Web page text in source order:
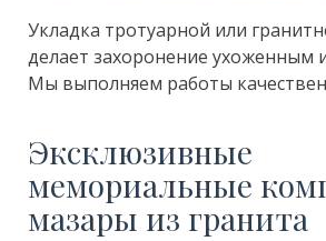
Укладка тротуарной или
делает захоронение ухоженным
Мы выполняем работы
Эксклюзивные
мемориальные
мазары из гранита